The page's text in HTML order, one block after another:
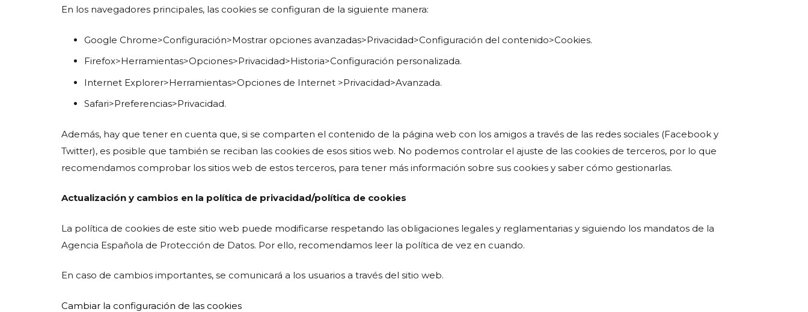
En los navegadores principales, las cookies se configuran de la siguiente manera:
Google Chrome>Configuración>Mostrar opciones avanzadas>Privacidad>Configuración del contenido>Cookies.
Firefox>Herramientas>Opciones>Privacidad>Historia>Configuración personalizada.
Internet Explorer>Herramientas>Opciones de Internet >Privacidad>Avanzada.
Safari>Preferencias>Privacidad.
Además, hay que tener en cuenta que, si se comparten el contenido de la página web con los amigos a través de las redes sociales (Facebook y
Twitter), es posible que también se reciban las cookies de esos sitios web. No podemos controlar el ajuste de las cookies de terceros, por lo que
recomendamos comprobar los sitios web de estos terceros, para tener más información sobre sus cookies y saber cómo gestionarlas.
Actualización y cambios en la política de privacidad/política de cookies
La política de cookies de este sitio web puede modificarse respetando las obligaciones legales y reglamentarias y siguiendo los mandatos de la
Agencia Española de Protección de Datos. Por ello, recomendamos leer la política de vez en cuando.
En caso de cambios importantes, se comunicará a los usuarios a través del sitio web.
Cambiar la configuración de las cookies